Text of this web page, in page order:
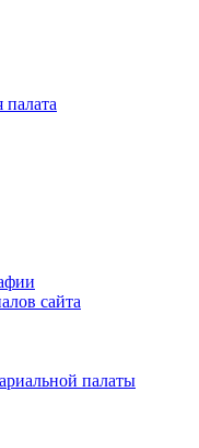
палата
сайта
палаты